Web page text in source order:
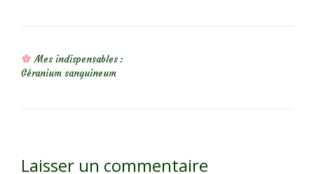
Mes indispensables :
Géranium sanguineum
Laisser un commentaire